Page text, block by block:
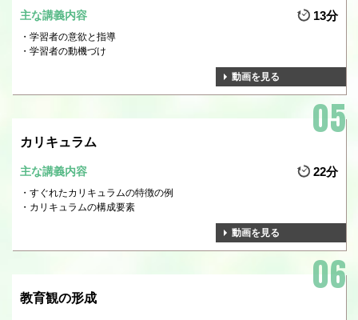
主な講義内容 13分
学習者の意欲と指導
学習者の動機づけ
動画を見る
カリキュラム
主な講義内容 22分
すぐれたカリキュラムの特徴の例
カリキュラムの構成要素
動画を見る
教育観の形成